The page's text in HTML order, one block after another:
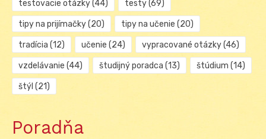
testovacie otázky(44) testy(69)
tipy na prijímačky(20) tipy na učenie (20)
tradícia (12) učenie (24) vypracované otázky(46)
vzdelávanie (44) študijný poradca (13) štúdium (14)
štýl (21)
Poradňa